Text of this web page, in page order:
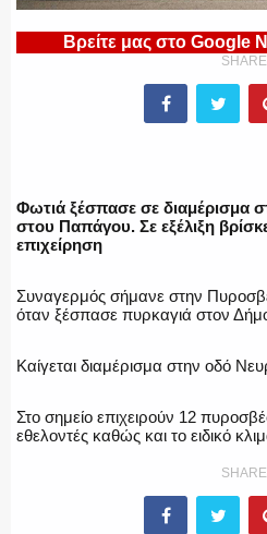
ΠΥΡΟΣΒΕΣΤΙΚΗ
Βρείτε μας στο Google
SHARE
Φωτιά ξέσπασε σε διαμέρισμα
στου Παπάγου. Σε εξέλιξη
επιχείρηση
Συναγερμός σήμανε στην
όταν ξέσπασε πυρκαγιά στον
Καίγεται διαμέρισμα στην οδό
Στο σημείο επιχειρούν 12
εθελοντές καθώς και το ειδικό
SHARE